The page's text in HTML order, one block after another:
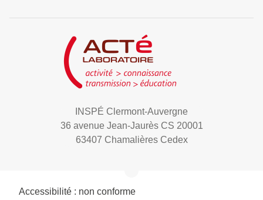
INSPÉ Clermont-Auvergne
36 avenue Jean-Jaurès CS 20001
63407 Chamalières Cedex
Accessibilité : non conforme